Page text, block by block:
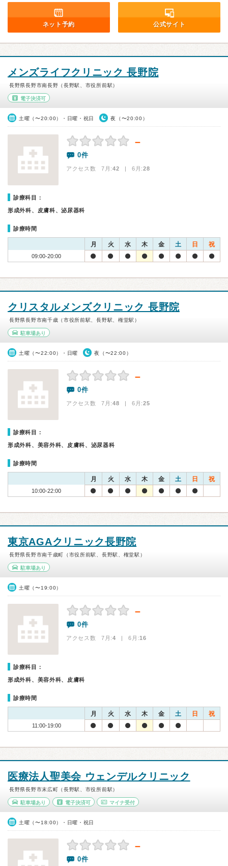
ネット予約 公式サイト
メンズライフクリニック 長野院
長野県長野市南長野（長野駅、市役所前駅）
電子決済可
土曜（〜20:00）・日曜・祝日 夜（〜20:00）
－
0件
アクセス数 7月:42 | 6月:28
診療科目：
形成外科、皮膚科、泌尿器科
診療時間
月 火 水 木 金 土 日 祝
09:00-20:00
クリスタルメンズクリニック 長野院
長野県長野市南千歳（市役所前駅、長野駅、権堂駅）
駐車場あり
土曜（〜22:00）・日曜 夜（〜22:00）
－
0件
アクセス数 7月:48 | 6月:25
診療科目：
形成外科、美容外科、皮膚科、泌尿器科
診療時間
月 火 水 木 金 土 日 祝
10:00-22:00
東京AGAクリニック長野院
長野県長野市南千歳町（市役所前駅、長野駅、権堂駅）
駐車場あり
土曜（〜19:00）
－
0件
アクセス数 7月:4 | 6月:16
診療科目：
形成外科、美容外科、皮膚科
診療時間
月 火 水 木 金 土 日 祝
11:00-19:00
医療法人聖美会 ウェンデルクリニック
長野県長野市末広町（長野駅、市役所前駅）
駐車場あり 電子決済可 マイナ受付
土曜（〜18:00）・日曜・祝日
－
0件